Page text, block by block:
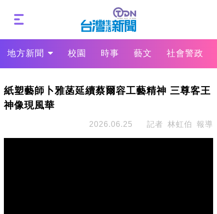
地方新聞 校園 時事 藝文 社會警政
紙塑藝師卜雅菡延續蔡爾容工藝精神 三尊客王
神像現風華
2026.06.25 記者 林虹伯 報導